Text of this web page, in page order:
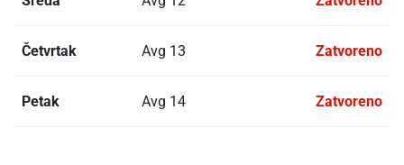
Četvrtak Avg 13 Zatvoreno
Petak Avg 14 Zatvoreno